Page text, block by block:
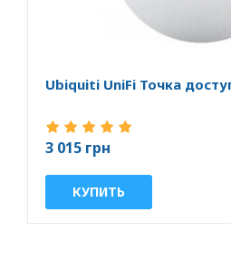
Ubiquiti UniFi Точка
3 015 грн
КУПИТЬ